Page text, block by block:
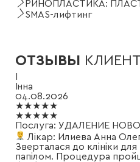
РИНОПЛАСТИКА:
SMAS-лифтинг
ОТЗЫВЫ
І
Інна
04.08.2026
★★★★★
★★★★★
Послуга: УДАЛЕНИЕ
Лікар: Илиева Анна
Зверталася до клініки
папілом. Процедура